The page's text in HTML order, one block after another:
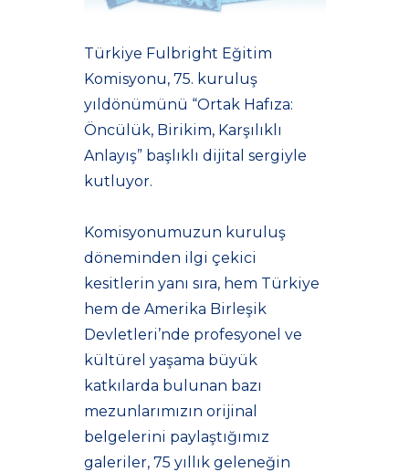
Türkiye Fulbright Eğitim
Komisyonu, 75. kuruluş
yıldönümünü “Ortak Hafıza:
Öncülük, Birikim, Karşılıklı
Anlayış” başlıklı dijital sergiyle
kutluyor.
Komisyonumuzun kuruluş
döneminden ilgi çekici
kesitlerin yanı sıra, hem Türkiye
hem de Amerika Birleşik
Devletleri’nde profesyonel ve
kültürel yaşama büyük
katkılarda bulunan bazı
mezunlarımızın orijinal
belgelerini paylaştığımız
galeriler, 75 yıllık geleneğin